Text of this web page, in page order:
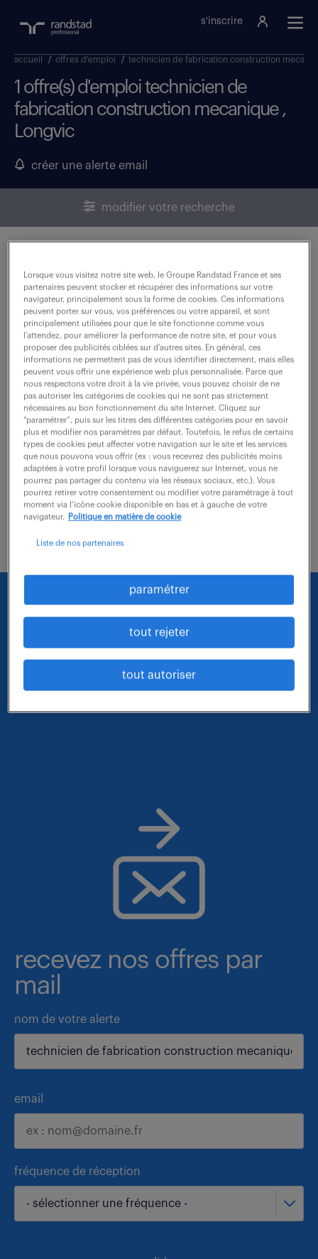
s'inscrire
accueil / offres d'emploi / technicien de fabrication construction
1 offre(s) d'emploi technicien de
fabrication construction mecanique ,
Longvic
créer une alerte email
modifier votre recherche
11 mai 2026
Longvic (21) CDI 35 000 € / an
Au sein d'un bel atelier, vos missions seront les
suivantes : o Monter les pompes et compresseurs
selon les plans et spécifications propres à chaque
modèle o Installer et câbler les pompes ainsi...
voir l'offre
Nous faisons le maximum pour trouver un emploi
qui vous correspond parmi nos offres :
recevez nos offres par
mail
nom de votre alerte
email
fréquence de réception
- sélectionner une fréquence -
Lorsque vous visitez notre site web, le Groupe Randstad France et ses
partenaires peuvent stocker et récupérer des informations sur votre
navigateur, principalement sous la forme de cookies. Ces informations
peuvent porter sur vous, vos préférences ou votre appareil, et sont
principalement utilisées pour que le site fonctionne comme vous
l’attendez, pour améliorer la performance de notre site, et pour vous
proposer des publicités ciblées sur d’autres sites. En général, ces
informations ne permettent pas de vous identifier directement, mais elles
peuvent vous offrir une expérience web plus personnalisée. Parce que
nous respectons votre droit à la vie privée, vous pouvez choisir de ne
pas autoriser les catégories de cookies qui ne sont pas strictement
nécessaires au bon fonctionnement du site Internet. Cliquez sur
“paramétrer”, puis sur les titres des différentes catégories pour en savoir
plus et modifier nos paramètres par défaut. Toutefois, le refus de certains
types de cookies peut affecter votre navigation sur le site et les services
que nous pouvons vous offrir (ex : vous recevrez des publicités moins
adaptées à votre profil lorsque vous naviguerez sur Internet, vous ne
pourrez pas partager du contenu via les réseaux sociaux, etc.). Vous
pourrez retirer votre consentement ou modifier votre paramétrage à tout
moment via l’icône cookie disponible en bas et à gauche de votre
navigateur.
Politique en matière de cookie
Liste de nos partenaires
paramétrer
tout rejeter
tout autoriser